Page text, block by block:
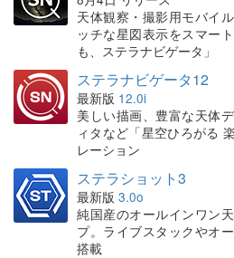
天体観察・撮影用モバイ
ッチな星図表示をスマー
も、ステラナビゲータ」
ステラナビゲータ12
最新版 12.0i
美しい描画、豊富な天体
ィタなど「星空ひろがる
レーション
ステラショット3
最新版 3.0o
純国産のオールインワン
プ。ライブスタックやオ
搭載